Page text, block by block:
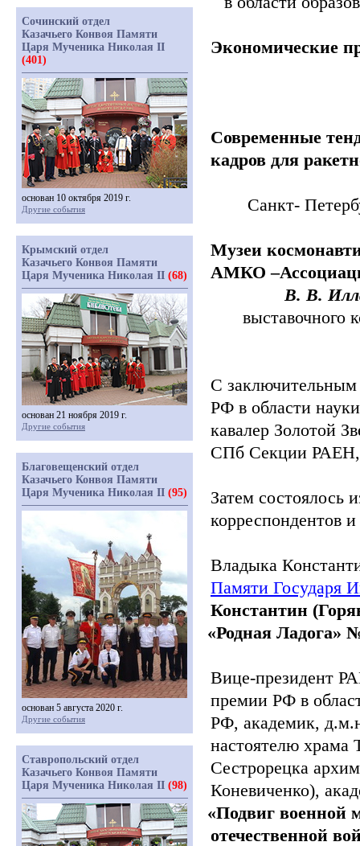
Экономические
Современные
кадров для
Санкт-
Музеи
АМКО‒
В. В.
выставочного
С заключительным
РФ в области
кавалер Золотой
СПб Секции РАЕН,
Затем состоялось
корреспондентов
Владыка
Памяти Государя
Константин
«Родная Ладога»
Вице-президент
премии РФ в
РФ, академик,
настоятелю храма
Сестрорецка
Коневиченко),
«Подвиг военной
отечественной
Сочинский отдел
Казачьего Конвоя Памяти
Царя Мученика Николая II
(401)
основан 10 октября 2019 г.
Другие события
Крымский отдел
Казачьего Конвоя Памяти
Царя Мученика Николая II (68)
основан 21 ноября 2019 г.
Другие события
Благовещенский отдел
Казачьего Конвоя Памяти
Царя Мученика Николая II (95)
основан 5 августа 2020 г.
Другие события
Ставропольский отдел
Казачьего Конвоя Памяти
Царя Мученика Николая II (98)